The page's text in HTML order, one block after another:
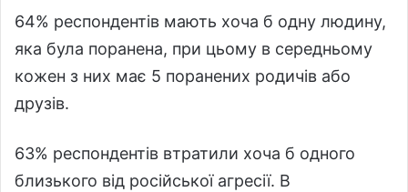
64% респондентів мають хоча б одну людину,
яка була поранена, при цьому в середньому
кожен з них має 5 поранених родичів або
друзів.
63% респондентів втратили хоча б одного
близького від російської агресії. В